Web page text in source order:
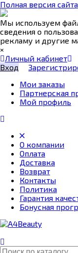
Полная версия сайта
Мы используем
сведения о
рекламу и другие
×
Личный кабинет
Вход
Мои заказы
Партнерская
Мой профиль
О компании
Оплата
Доставка
Возврат
Контакты
Политика
Гарантия
Бонусная